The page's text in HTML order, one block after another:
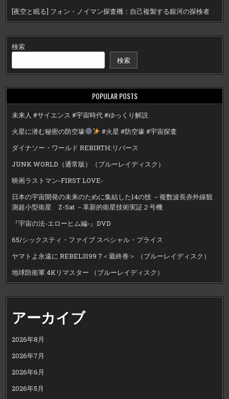
[夜空と眠る] フォン・ノイマン探査機：自己複製する銀河の探検者
検索
検索
POPULAR POSTS
未来人 #サイエンス #宇宙時代 #ゆっくり解説
火星に潜む秘密の防空壕
#火星 #防空壕 #宇宙探査
ダイナソー・ワールド REBIRTH:リバース
JUNK WORLD（通常版）（ブルーレイディスク）
映画ラストマン-FIRST LOVE-
日本の宇宙開発の未来のために集結した14の技 －複数波長赤外線観
測超小型衛星 Z-Sat －革新的衛星技術実証２号機
『宇宙の法-エローヒム編-』DVD
65/シックスティ・ファイブ スペシャル・プライス
ヤマトよ永遠に REBEL3199 7＜最終巻＞ （ブルーレイディスク）
地球防衛軍 4Kリマスター （ブルーレイディスク）
アーカイブ
2026年8月
2026年7月
2026年6月
2026年5月